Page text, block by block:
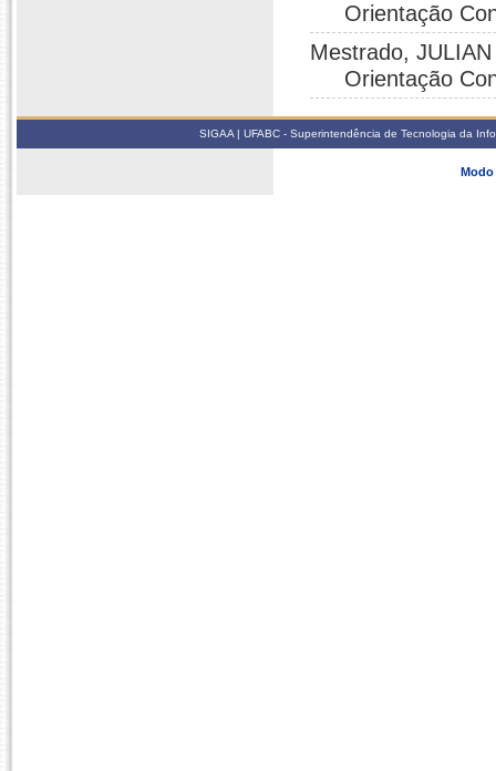
Orientação
Mestrado,
Orientação
SIGAA | UFABC - Superintendência de Tecnologia da
Modo